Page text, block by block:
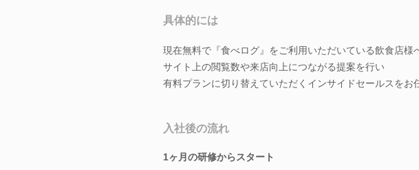
具体的には
現在無料で『食べログ』をご利用いただいている飲食店様
サイト上の閲覧数や来店向上につながる提案を行い
有料プランに切り替えていただくインサイドセールスをお
入社後の流れ
1ヶ月の研修からスタート